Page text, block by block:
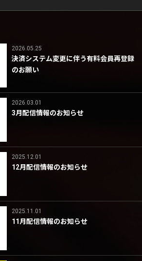
2026.05.25
決済システム変更に伴う有料会員再登録
のお願い
2026.03.01
3月配信情報のお知らせ
2025.12.01
12月配信情報のお知らせ
2025.11.01
11月配信情報のお知らせ